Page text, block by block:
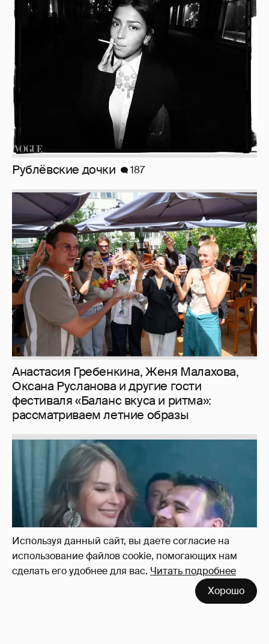
Используя данный сайт, вы даете согласие на
использование файлов cookie, помогающих нам
сделать его удобнее для вас. Читать подробнее
Хорошо
Рублёвские дочки 187
Анастасия Гребенкина, Женя Малахова,
Оксана Русланова и другие гости
фестиваля «Баланс вкуса и ритма»:
рассматриваем летние образы
Неужели правда?